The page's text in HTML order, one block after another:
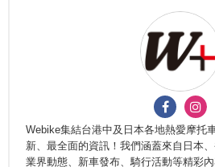
Webike集結台港中及日本各地熱愛摩托
新、最全面的資訊！我們涵蓋來自日本
業界動態、新車發布、騎行活動等精彩